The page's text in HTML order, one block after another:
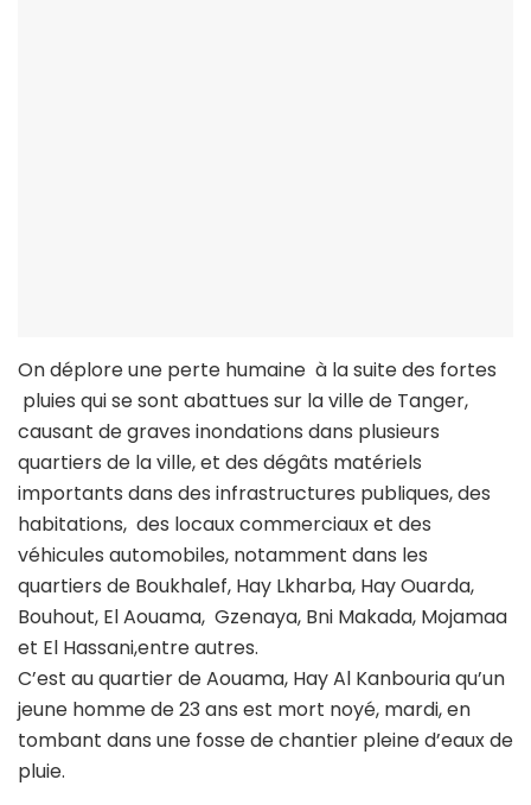
On déplore une perte humaine à la suite des fortes
pluies qui se sont abattues sur la ville de Tanger,
causant de graves inondations dans plusieurs
quartiers de la ville, et des dégâts matériels
importants dans des infrastructures publiques, des
habitations, des locaux commerciaux et des
véhicules automobiles, notamment dans les
quartiers de Boukhalef, Hay Lkharba, Hay Ouarda,
Bouhout, El Aouama, Gzenaya, Bni Makada, Mojamaa
et El Hassani,entre autres.
C’est au quartier de Aouama, Hay Al Kanbouria qu’un
jeune homme de 23 ans est mort noyé, mardi, en
tombant dans une fosse de chantier pleine d’eaux de
pluie.